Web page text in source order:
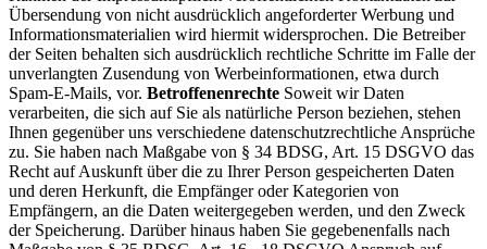
Übersendung von nicht ausdrücklich angeforderter Werbung und
Informationsmaterialien wird hiermit widersprochen. Die Betreiber
der Seiten behalten sich ausdrücklich rechtliche Schritte im Falle der
unverlangten Zusendung von Werbeinformationen, etwa durch
Spam-E-Mails, vor. Betroffenenrechte Soweit wir Daten
verarbeiten, die sich auf Sie als natürliche Person beziehen, stehen
Ihnen gegenüber uns verschiedene datenschutzrechtliche Ansprüche
zu. Sie haben nach Maßgabe von § 34 BDSG, Art. 15 DSGVO das
Recht auf Auskunft über die zu Ihrer Person gespeicherten Daten
und deren Herkunft, die Empfänger oder Kategorien von
Empfängern, an die Daten weitergegeben werden, und den Zweck
der Speicherung. Darüber hinaus haben Sie gegebenenfalls nach